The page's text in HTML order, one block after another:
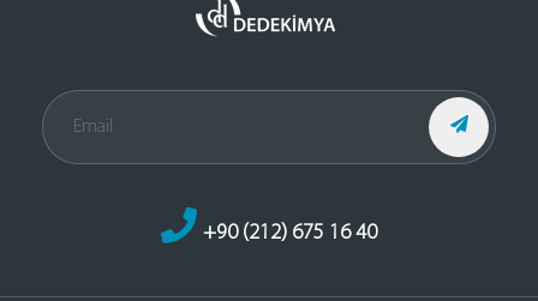
+90 (212) 675 16 40